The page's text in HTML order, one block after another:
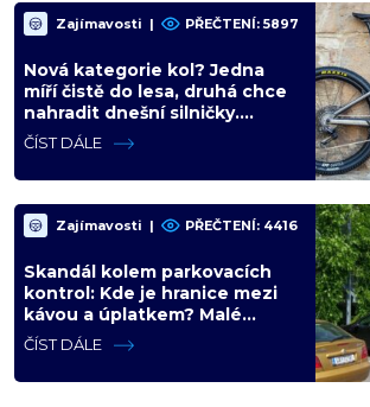
Zajímavosti | PŘEČTENÍ: 5897
Nová kategorie kol? Jedna
míří čistě do lesa, druhá chce
nahradit dnešní silničky.
Cyklisté mají rozporuplné
názory
ČÍST DÁLE
Zajímavosti | PŘEČTENÍ: 4416
Skandál kolem parkovacích
kontrol: Kde je hranice mezi
kávou a úplatkem? Malé
město, malá výhoda, velký
problém
ČÍST DÁLE